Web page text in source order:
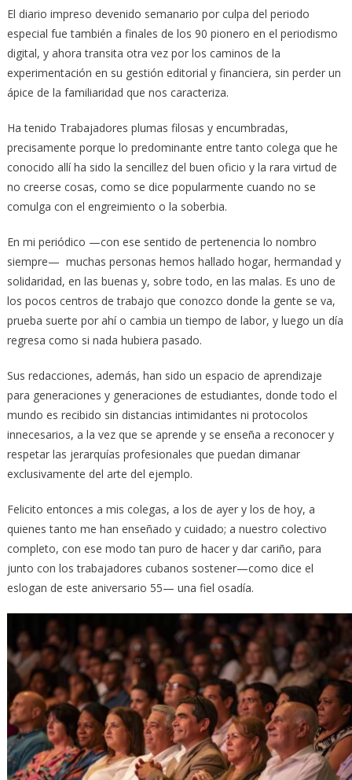
El diario impreso devenido semanario por culpa del periodo
especial fue también a finales de los 90 pionero en el periodismo
digital, y ahora transita otra vez por los caminos de la
experimentación en su gestión editorial y financiera, sin perder un
ápice de la familiaridad que nos caracteriza.
Ha tenido Trabajadores plumas filosas y encumbradas,
precisamente porque lo predominante entre tanto colega que he
conocido allí ha sido la sencillez del buen oficio y la rara virtud de
no creerse cosas, como se dice popularmente cuando no se
comulga con el engreimiento o la soberbia.
En mi periódico —con ese sentido de pertenencia lo nombro
siempre— muchas personas hemos hallado hogar, hermandad y
solidaridad, en las buenas y, sobre todo, en las malas. Es uno de
los pocos centros de trabajo que conozco donde la gente se va,
prueba suerte por ahí o cambia un tiempo de labor, y luego un día
regresa como si nada hubiera pasado.
Sus redacciones, además, han sido un espacio de aprendizaje
para generaciones y generaciones de estudiantes, donde todo el
mundo es recibido sin distancias intimidantes ni protocolos
innecesarios, a la vez que se aprende y se enseña a reconocer y
respetar las jerarquías profesionales que puedan dimanar
exclusivamente del arte del ejemplo.
Felicito entonces a mis colegas, a los de ayer y los de hoy, a
quienes tanto me han enseñado y cuidado; a nuestro colectivo
completo, con ese modo tan puro de hacer y dar cariño, para
junto con los trabajadores cubanos sostener—como dice el
eslogan de este aniversario 55— una fiel osadía.